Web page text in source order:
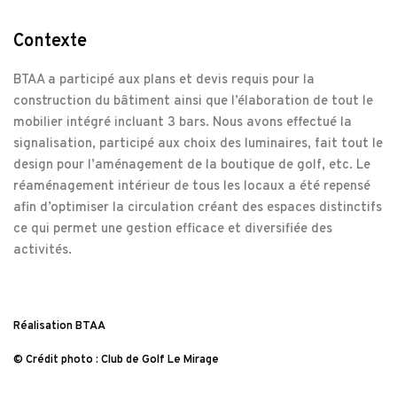
Contexte
BTAA a participé aux plans et devis requis pour la
construction du bâtiment ainsi que l’élaboration de tout le
mobilier intégré incluant 3 bars. Nous avons effectué la
signalisation, participé aux choix des luminaires, fait tout le
design pour l’aménagement de la boutique de golf, etc. Le
réaménagement intérieur de tous les locaux a été repensé
afin d’optimiser la circulation créant des espaces distinctifs
ce qui permet une gestion efficace et diversifiée des
activités.
Réalisation BTAA
© Crédit photo : Club de Golf Le Mirage